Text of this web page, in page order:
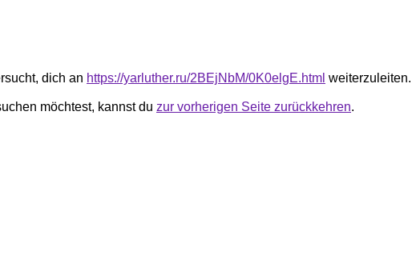
dich an https://yarluther.ru/2BEjNbM/0K0elgE.html weiterzuleiten.
möchtest, kannst du zur vorherigen Seite zurückkehren.